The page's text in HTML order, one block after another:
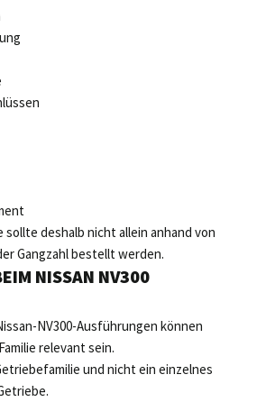
deshalb nicht allein anhand von
Gangzahl bestellt werden.
NISSAN NV300
NV300-Ausführungen können
relevant sein.
und nicht ein einzelnes